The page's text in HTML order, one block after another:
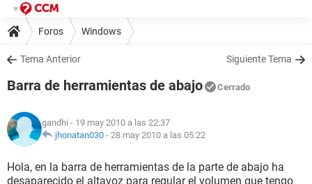
Foros Windows
Tema Anterior Siguiente Tema
Barra de herramientas de abajo Cerrado
gandhi - 19 may 2010 a las 22:37
jhonatan030 - 28 may 2010 a las 05:22
Hola, en la barra de herramientas de la parte de abajo ha
desaparecido el altavoz para regular el volumen que tengo